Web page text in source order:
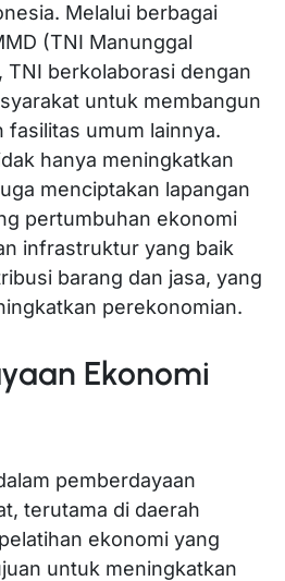
Melalui berbagai
(TNI Manunggal
TNI berkolaborasi dengan
untuk membangun
fasilitas umum lainnya.
hanya meningkatkan
menciptakan lapangan
pertumbuhan ekonomi
infrastruktur yang baik
barang dan jasa, yang
perekonomian.
Ekonomi
pemberdayaan
terutama di daerah
ekonomi yang
untuk meningkatkan